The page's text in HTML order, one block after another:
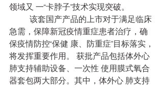
领域又 一“卡脖子”技术实现突破。
急需，保障新冠疫情重症患者治疗，确
保疫情防控“保健 康、防重症”目标落实，
将发挥重要作用。 获批产品包括体外心
肺支持辅助设备、一次性 使用膜式氧合
器套包两大部分。其中，体外心 肺支持